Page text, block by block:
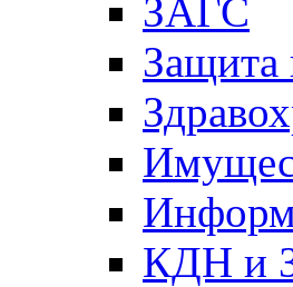
ЗАГС
Защита
КДН и